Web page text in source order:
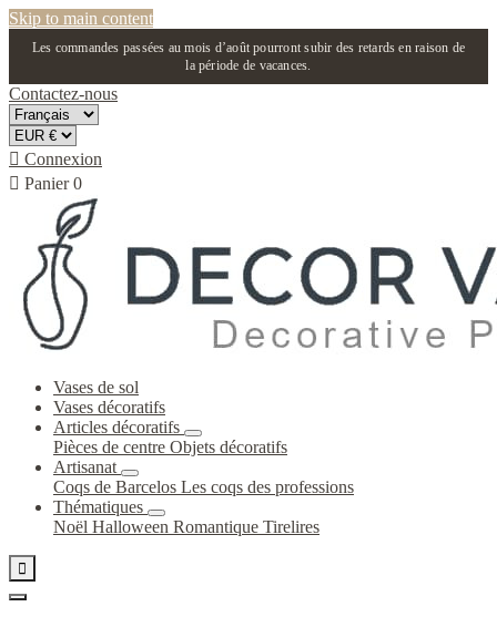
Skip to main content
Les commandes passées au mois d’août pourront subir des retards en raison de
la période de vacances.
Contactez-nous
 Connexion
 Panier 0
Vases de sol
Vases décoratifs
Articles décoratifs
Pièces de centre Objets décoratifs
Artisanat
Coqs de Barcelos Les coqs des professions
Thématiques
Noël Halloween Romantique Tirelires
